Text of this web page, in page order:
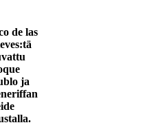
de las
ja